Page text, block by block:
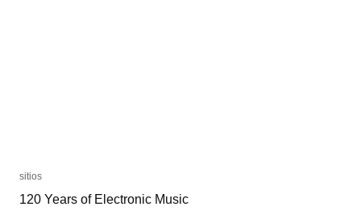
sitios
120 Years of Electronic Music
sitios
120 Years of Electronic Music